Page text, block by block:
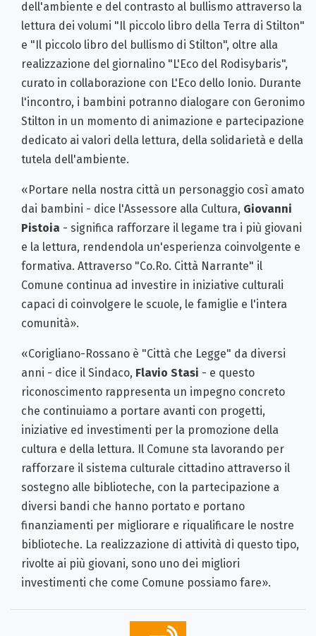
dell'ambiente e del contrasto al bullismo attraverso la
lettura dei volumi "Il piccolo libro della Terra di Stilton"
e "Il piccolo libro del bullismo di Stilton", oltre alla
realizzazione del giornalino "L'Eco del Rodisybaris",
curato in collaborazione con L'Eco dello Ionio. Durante
l'incontro, i bambini potranno dialogare con Geronimo
Stilton in un momento di animazione e partecipazione
dedicato ai valori della lettura, della solidarietà e della
tutela dell'ambiente.
«Portare nella nostra città un personaggio così amato
dai bambini - dice l'Assessore alla Cultura, Giovanni
Pistoia - significa rafforzare il legame tra i più giovani
e la lettura, rendendola un'esperienza coinvolgente e
formativa. Attraverso "Co.Ro. Città Narrante" il
Comune continua ad investire in iniziative culturali
capaci di coinvolgere le scuole, le famiglie e l'intera
comunità».
«Corigliano-Rossano è "Città che Legge" da diversi
anni - dice il Sindaco, Flavio Stasi - e questo
riconoscimento rappresenta un impegno concreto
che continuiamo a portare avanti con progetti,
iniziative ed investimenti per la promozione della
cultura e della lettura. Il Comune sta lavorando per
rafforzare il sistema culturale cittadino attraverso il
sostegno alle biblioteche, con la partecipazione a
diversi bandi che hanno portato e portano
finanziamenti per migliorare e riqualificare le nostre
biblioteche. La realizzazione di attività di questo tipo,
rivolte ai più giovani, sono uno dei migliori
investimenti che come Comune possiamo fare».